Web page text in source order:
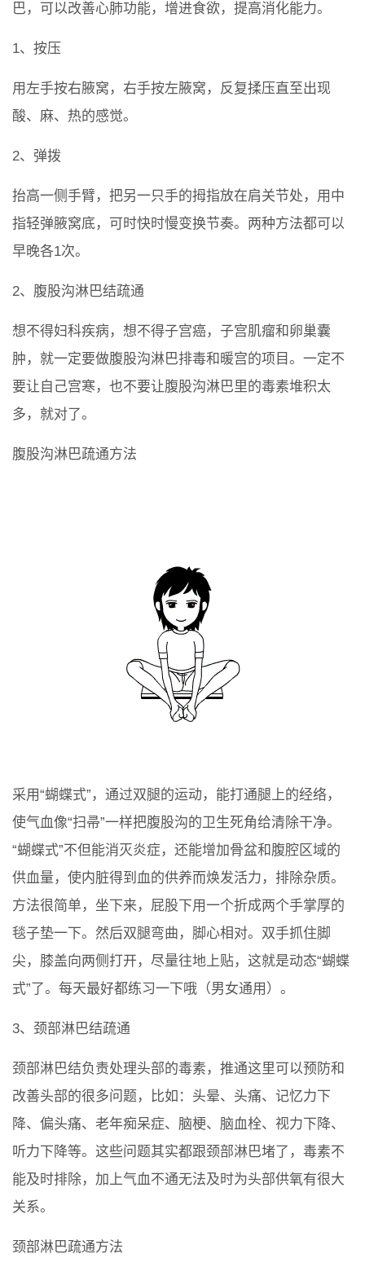
巴，可以改善心肺功能，增进食欲，提高消化能力。
1、按压
用左手按右腋窝，右手按左腋窝，反复揉压直至出现
酸、麻、热的感觉。
2、弹拨
抬高一侧手臂，把另一只手的拇指放在肩关节处，用中
指轻弹腋窝底，可时快时慢变换节奏。两种方法都可以
早晚各1次。
2、腹股沟淋巴结疏通
想不得妇科疾病，想不得子宫癌，子宫肌瘤和卵巢囊
肿，就一定要做腹股沟淋巴排毒和暖宫的项目。一定不
要让自己宫寒，也不要让腹股沟淋巴里的毒素堆积太
多，就对了。
腹股沟淋巴疏通方法
采用“蝴蝶式”，通过双腿的运动，能打通腿上的经络，
使气血像“扫帚”一样把腹股沟的卫生死角给清除干净。
“蝴蝶式”不但能消灭炎症，还能增加骨盆和腹腔区域的
供血量，使内脏得到血的供养而焕发活力，排除杂质。
方法很简单，坐下来，屁股下用一个折成两个手掌厚的
毯子垫一下。然后双腿弯曲，脚心相对。双手抓住脚
尖，膝盖向两侧打开，尽量往地上贴，这就是动态“蝴蝶
式”了。每天最好都练习一下哦（男女通用）。
3、颈部淋巴结疏通
颈部淋巴结负责处理头部的毒素，推通这里可以预防和
改善头部的很多问题，比如：头晕、头痛、记忆力下
降、偏头痛、老年痴呆症、脑梗、脑血栓、视力下降、
听力下降等。这些问题其实都跟颈部淋巴堵了，毒素不
能及时排除，加上气血不通无法及时为头部供氧有很大
关系。
颈部淋巴疏通方法